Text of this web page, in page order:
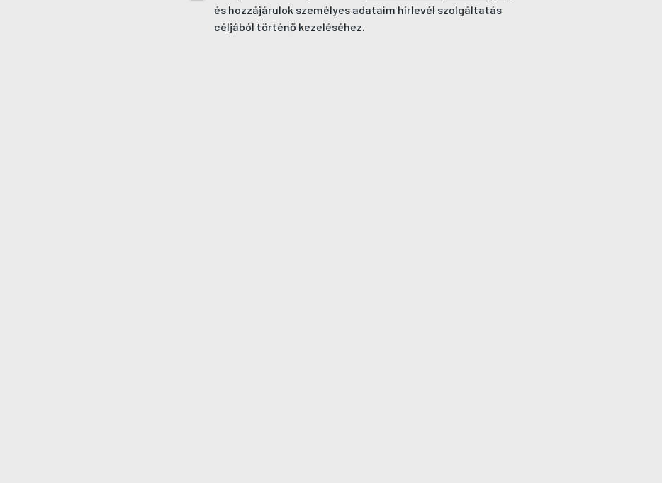
és hozzájárulok személyes adataim hírlevél szolgáltatás
céljából történő kezeléséhez.